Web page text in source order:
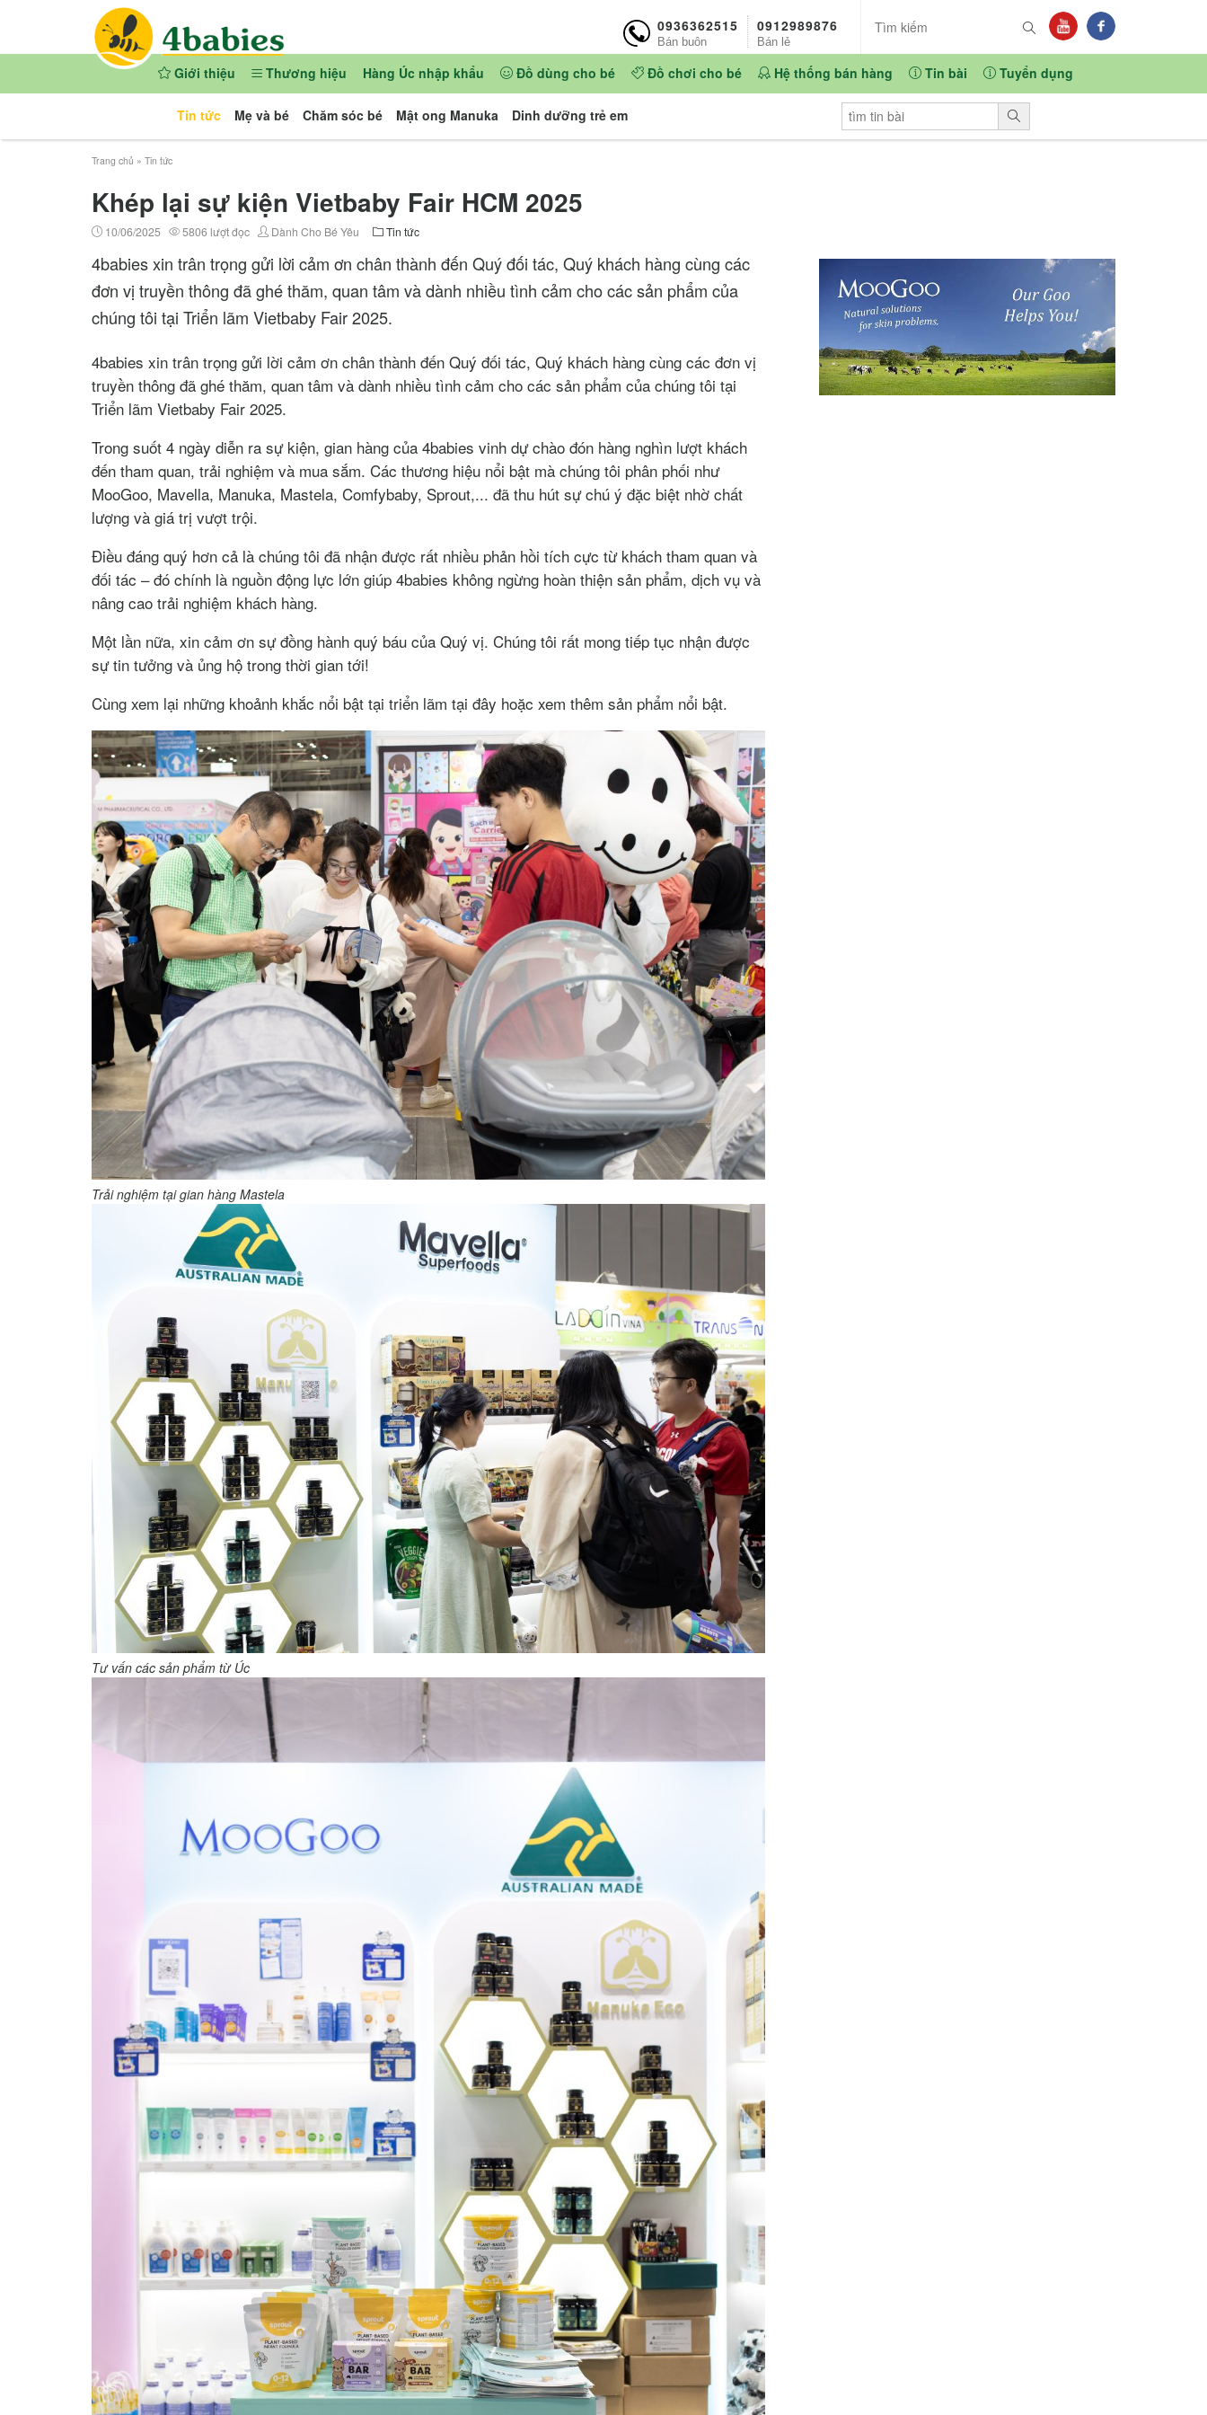
0936362515
Bán buôn
0912989876
Bán lẻ
Giới thiệu Thương hiệu Hàng Úc nhập khẩu Đồ dùng cho bé Đồ chơi cho bé Hệ thống bán hàng Tin bài Tuyển dụng
Tin tức Mẹ và bé Chăm sóc bé Mật ong Manuka Dinh dưỡng trẻ em
Trang chủ » Tin tức
Khép lại sự kiện Vietbaby Fair HCM 2025
10/06/2025 5806 lượt đọc Dành Cho Bé Yêu Tin tức
4babies xin trân trọng gửi lời cảm ơn chân thành đến Quý đối tác, Quý khách hàng cùng các
đơn vị truyền thông đã ghé thăm, quan tâm và dành nhiều tình cảm cho các sản phẩm của
chúng tôi tại Triển lãm Vietbaby Fair 2025.
4babies xin trân trọng gửi lời cảm ơn chân thành đến Quý đối tác, Quý khách hàng cùng các đơn vị
truyền thông đã ghé thăm, quan tâm và dành nhiều tình cảm cho các sản phẩm của chúng tôi tại
Triển lãm Vietbaby Fair 2025.
Trong suốt 4 ngày diễn ra sự kiện, gian hàng của 4babies vinh dự chào đón hàng nghìn lượt khách
đến tham quan, trải nghiệm và mua sắm. Các thương hiệu nổi bật mà chúng tôi phân phối như
MooGoo, Mavella, Manuka, Mastela, Comfybaby, Sprout,... đã thu hút sự chú ý đặc biệt nhờ chất
lượng và giá trị vượt trội.
Điều đáng quý hơn cả là chúng tôi đã nhận được rất nhiều phản hồi tích cực từ khách tham quan và
đối tác – đó chính là nguồn động lực lớn giúp 4babies không ngừng hoàn thiện sản phẩm, dịch vụ và
nâng cao trải nghiệm khách hàng.
Một lần nữa, xin cảm ơn sự đồng hành quý báu của Quý vị. Chúng tôi rất mong tiếp tục nhận được
sự tin tưởng và ủng hộ trong thời gian tới!
Cùng xem lại những khoảnh khắc nổi bật tại triển lãm tại đây hoặc xem thêm sản phẩm nổi bật.
Trải nghiệm tại gian hàng Mastela
Tư vấn các sản phẩm từ Úc